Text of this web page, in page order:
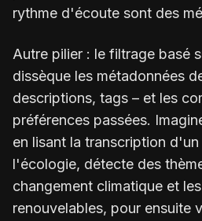
rythme d'écoute sont des
Autre pilier : le filtrage basé
dissèque les métadonnées
descriptions, tags – et les
préférences passées.
en lisant la transcription
l'écologie, détecte des
changement climatique et
renouvelables, pour ensuite